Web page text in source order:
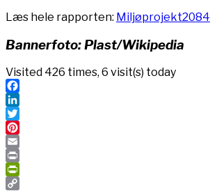
Læs hele rapporten: Miljøprojekt2084
Bannerfoto: Plast/Wikipedia
Visited 426 times, 6 visit(s) today
Facebook
LinkedIn
Twitter
Pinterest
Email
Print
PrintFriendly